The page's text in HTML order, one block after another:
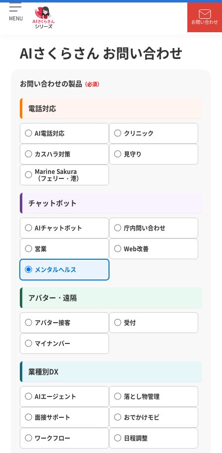
MENU
お問い合わせ
AIさくらさん お問い合わせ
お問い合わせの製品 （必須）
電話対応
AI電話対応 クリニック
カスハラ対策 見守り
Marine Sakura
（フェリー・港）
チャットボット
AIチャットボット 庁内問い合わせ
営業 Web改善
メンタルヘルス
アバター・遠隔
アバター接客 受付
マイナンバー
業種別DX
AIエージェント 落とし物管理
面接サポート おでかけモビ
ワークフロー 日程調整